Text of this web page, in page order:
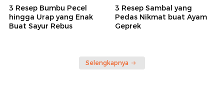
3 Resep Bumbu Pecel
hingga Urap yang Enak
Buat Sayur Rebus
3 Resep Sambal yang
Pedas Nikmat buat Ayam
Geprek
Selengkapnya